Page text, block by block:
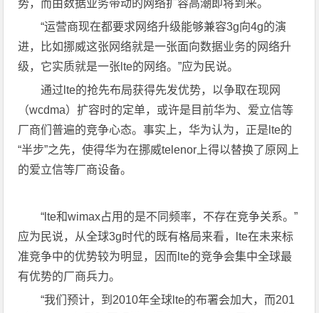
势，而由数据业务带动的网络扩容高潮即将到来。
“运营商现在都要求网络升级能够兼容3g向4g的演
进，比如挪威这张网络就是一张面向数据业务的网络升
级，它实质就是一张lte的网络。”应为民说。
通过lte的抢先布局获得先发优势，以争取在现网
（wcdma）扩容时的定单，或许是目前华为、爱立信等
厂商们普遍的竞争心态。事实上，华为认为，正是lte的
“半步”之先，使得华为在挪威telenor上得以替换了原网上
的爱立信等厂商设备。
“lte和wimax占用的是不同频率，不存在竞争关系。”
应为民说，从全球3g时代的既有格局来看，lte在未来标
准竞争中的优势较为明显，因而lte的竞争会集中全球最
有优势的厂商兵力。
“我们预计，到2010年全球lte的布署会加大，而201